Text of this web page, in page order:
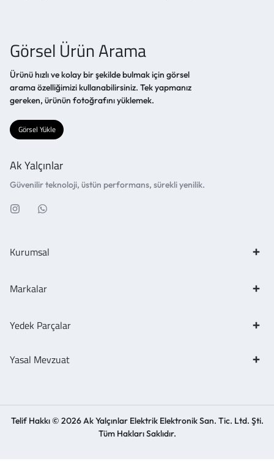
Görsel Ürün Arama
Ürünü hızlı ve kolay bir şekilde bulmak için görsel
arama özelliğimizi kullanabilirsiniz. Tek yapmanız
gereken, ürünün fotoğrafını yüklemek.
Görsel Yükle
Ak Yalçınlar
Güvenilir teknoloji, üstün performans, sürekli yenilik.
Kurumsal
Markalar
Yedek Parçalar
Yasal Mevzuat
Telif Hakkı © 2026 Ak Yalçınlar Elektrik Elektronik San. Tic. Ltd. Şti.
Tüm Hakları Saklıdır.